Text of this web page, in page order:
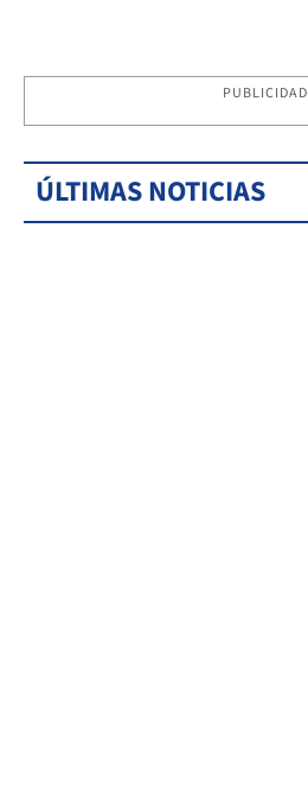
PUBLICIDAD
ÚLTIMAS NOTICIAS